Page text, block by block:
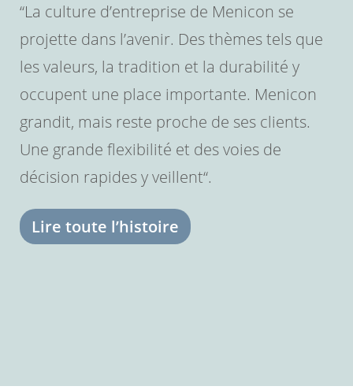
“La culture d’entreprise de Menicon se
projette dans l’avenir. Des thèmes tels que
les valeurs, la tradition et la durabilité y
occupent une place importante. Menicon
grandit, mais reste proche de ses clients.
Une grande flexibilité et des voies de
décision rapides y veillent“.
Lire toute l’histoire